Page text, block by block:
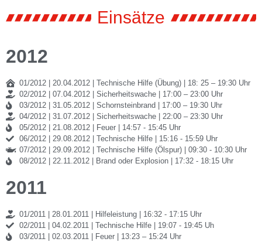
Einsätze
2012
01/2012 | 20.04.2012 | Technische Hilfe (Übung) | 18: 25 – 19:30 Uhr
02/2012 | 07.04.2012 | Sicherheitswache | 17:00 – 23:00 Uhr
03/2012 | 31.05.2012 | Schornsteinbrand | 17:00 – 19:30 Uhr
04/2012 | 31.07.2012 | Sicherheitswache | 22:00 – 23:30 Uhr
05/2012 | 21.08.2012 | Feuer | 14:57 - 15:45 Uhr
06/2012 | 29.08.2012 | Technische Hilfe | 15:16 - 15:59 Uhr
07/2012 | 29.09.2012 | Technische Hilfe (Ölspur) | 09:30 - 10:30 Uhr
08/2012 | 22.11.2012 | Brand oder Explosion | 17:32 - 18:15 Uhr
2011
01/2011 | 28.01.2011 | Hilfeleistung | 16:32 - 17:15 Uhr
02/2011 | 04.02.2011 | Technische Hilfe | 19:07 - 19:45 Uh
03/2011 | 02.03.2011 | Feuer | 13:23 – 15:24 Uhr